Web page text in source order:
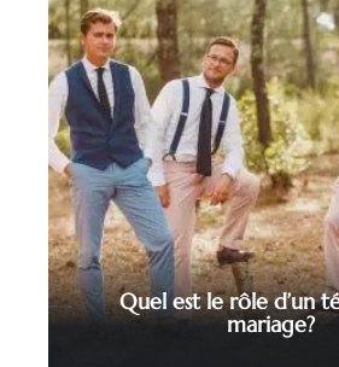
Quel est le rôle d’un
mariage?